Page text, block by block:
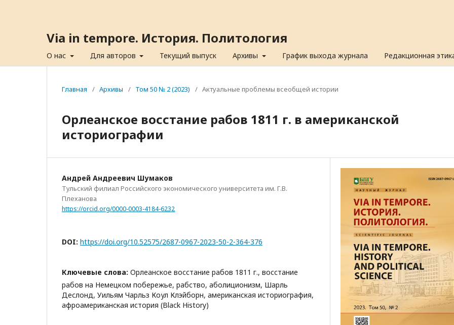
Via in tempore. История. Политология
О нас Для авторов Текущий выпуск Архивы График выхода журнала Редакционная
Главная / Архивы / Том 50 № 2 (2023) / Актуальные проблемы всеобщей истории
Орлеанское восстание рабов 1811 г. в американской
историографии
Андрей Андреевич Шумаков
Тульский филиал Российского экономического университета им. Г.В.
Плеханова
https://orcid.org/0000-0003-4184-6232
DOI: https://doi.org/10.52575/2687-0967-2023-50-2-364-376
Ключевые слова: Орлеанское восстание рабов 1811 г., восстание
рабов на Немецком побережье, рабство, аболиционизм, Шарль
Деслонд, Уильям Чарльз Коул Клэйборн, американская историография,
афроамериканская история (Black History)